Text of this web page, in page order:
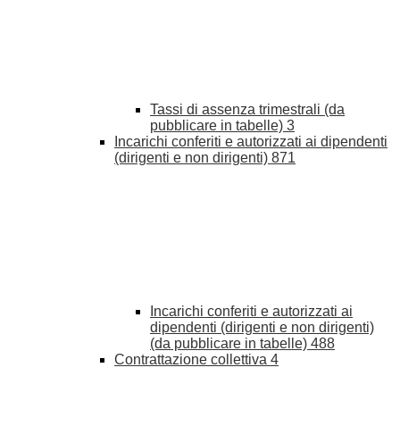
Tassi di assenza trimestrali (da
pubblicare in tabelle) 3
Incarichi conferiti e autorizzati ai dipendenti
(dirigenti e non dirigenti) 871
Incarichi conferiti e autorizzati ai
dipendenti (dirigenti e non dirigenti)
(da pubblicare in tabelle) 488
Contrattazione collettiva 4